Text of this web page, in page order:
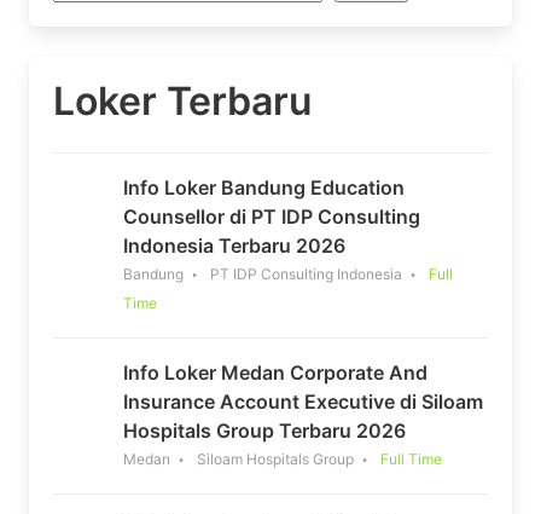
Loker Terbaru
Info Loker Bandung Education
Counsellor di PT IDP Consulting
Indonesia Terbaru 2026
Bandung PT IDP Consulting Indonesia
Full
Time
Info Loker Medan Corporate And
Insurance Account Executive di Siloam
Hospitals Group Terbaru 2026
Medan Siloam Hospitals Group Full Time